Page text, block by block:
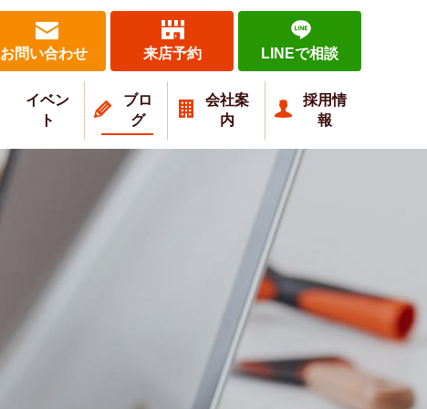
お問い合わせ 来店予約 LINEで相談
イベン
ト
ブロ
グ
会社案
内
採用情
報